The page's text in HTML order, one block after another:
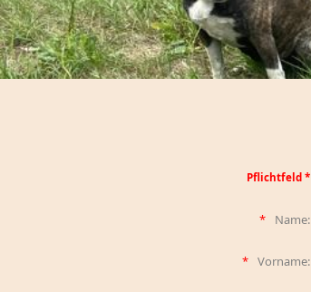
Pflichtfeld *
Name:
Vorname: